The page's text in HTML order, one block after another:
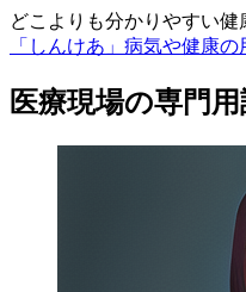
どこよりも分かりやすい健
「しんけあ」病気や健康の
医療現場の専門